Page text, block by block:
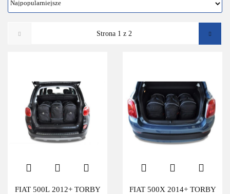
FIAT 500L 2012+ TORBY
FIAT 500X 2014+ TORBY